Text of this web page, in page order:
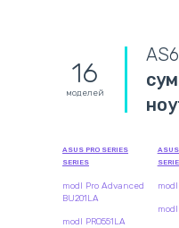
16
моделей
ASUS PRO SERIES
SERIES
modl Pro Advanced
BU201LA
modl PRO551LA
ASUS
modl